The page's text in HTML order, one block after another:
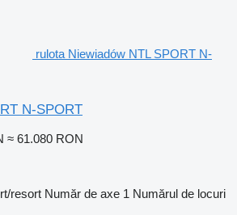
rulota Niewiadów NTL SPORT N-
N-SPORT
≈ 61.080 RON
resort Număr de axe 1 Numărul de locuri